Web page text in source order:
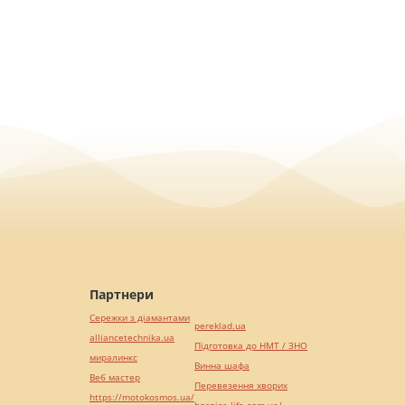
Партнери
Сережки з діамантами
alliancetechnika.ua
миралинкс
Веб мастер
https://motokosmos.ua/
pereklad.ua
Підготовка до НМТ / ЗНО
Винна шафа
Перевезення хворих